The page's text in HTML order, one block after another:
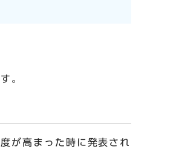
。
が高まった時に発表され